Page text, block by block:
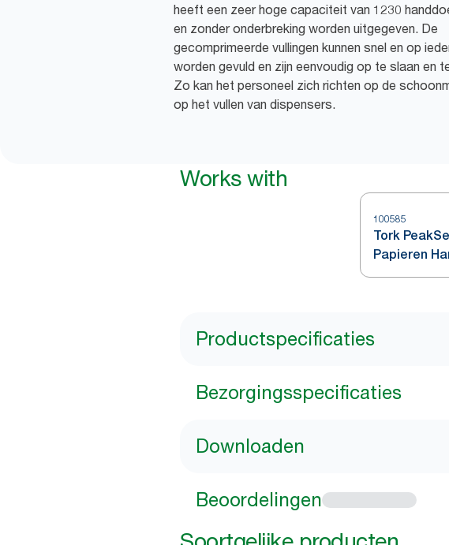
heeft een zeer hoge capaciteit van 1230
en zonder onderbreking worden uitgegeven. De
gecomprimeerde vullingen kunnen snel en op
worden gevuld en zijn eenvoudig op te slaan en
Zo kan het personeel zich richten op de
op het vullen van dispensers.
Works with
100585
Tork
Papieren
Productspecificaties
Bezorgingsspecificaties
Downloaden
Beoordelingen